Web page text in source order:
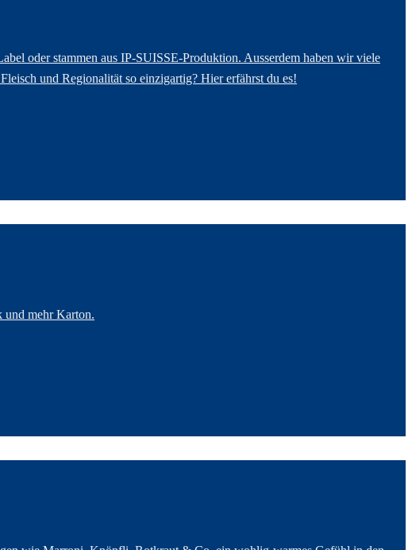
oder stammen aus IP-SUISSE-Produktion. Ausserdem haben wir viele
und Regionalität so einzigartig? Hier erfährst du es!
und mehr Karton.